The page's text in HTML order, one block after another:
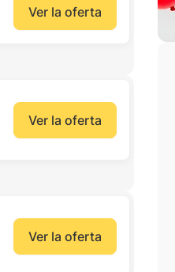
Ver la oferta
Ver la oferta
Ver la oferta